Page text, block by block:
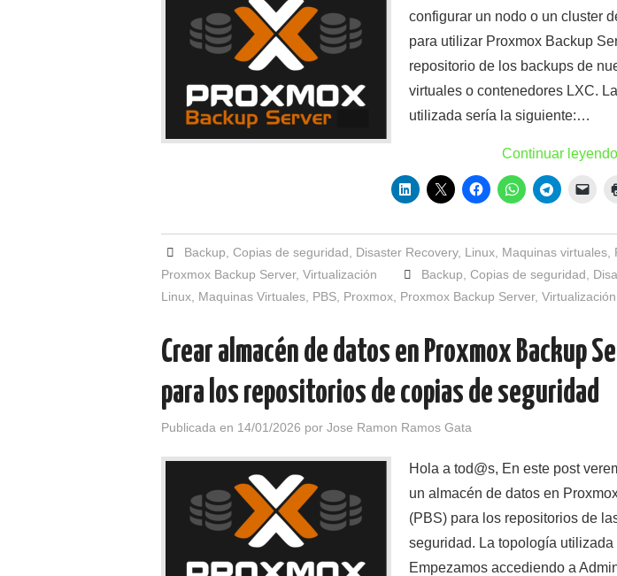
configurar un nodo o un cluster
para utilizar Proxmox Backup
repositorio de los backups de
virtuales o contenedores LXC.
utilizada sería la siguiente:…
Continuar leyendo
Backup ,Copias de seguridad Disaster Recovery, Linux Maquinas virtuales
Proxmox Backup Server, Virtualización Backup ,Copias de seguridad
Linux Maquinas Virtuales PBS Proxmox Proxmox Backup Server, Virtualización
Crear almacén de datos en Proxmox Backup
para los repositorios de copias de seguridad
Publicada en 14/01/2026 por Jose Ramon Ramos Gata
Hola a tod@s, En este post
un almacén de datos en
(PBS) para los repositorios de
seguridad. La topología
Empezamos accediendo a